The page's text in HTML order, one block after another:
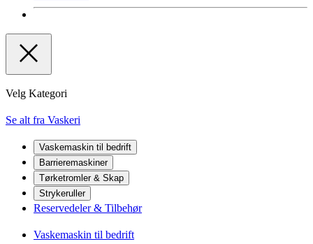
Velg Kategori
Se alt fra Vaskeri
Vaskemaskin til bedrift
Barrieremaskiner
Tørketromler & Skap
Strykeruller
Reservedeler & Tilbehør
Vaskemaskin til bedrift